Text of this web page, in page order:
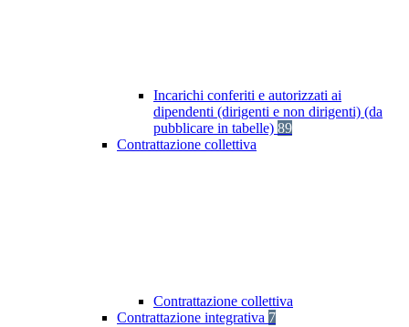
Incarichi conferiti e autorizzati ai
dipendenti (dirigenti e non dirigenti) (da
pubblicare in tabelle) 89
Contrattazione collettiva
Contrattazione collettiva
Contrattazione integrativa 7